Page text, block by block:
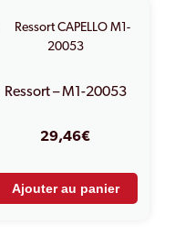
Ressort – M1-20053
29,46€
Ajouter au panier